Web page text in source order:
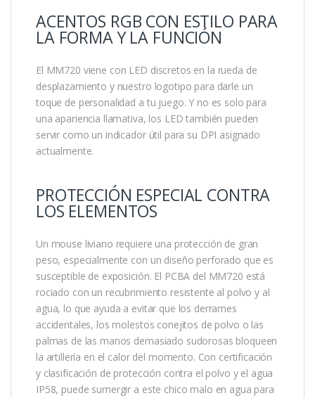
ACENTOS RGB CON ESTILO PARA
LA FORMA Y LA FUNCIÓN
El MM720 viene con LED discretos en la rueda de
desplazamiento y nuestro logotipo para darle un
toque de personalidad a tu juego. Y no es solo para
una apariencia llamativa, los LED también pueden
servir como un indicador útil para su DPI asignado
actualmente.
PROTECCIÓN ESPECIAL CONTRA
LOS ELEMENTOS
Un mouse liviano requiere una protección de gran
peso, especialmente con un diseño perforado que es
susceptible de exposición. El PCBA del MM720 está
rociado con un recubrimiento resistente al polvo y al
agua, lo que ayuda a evitar que los derrames
accidentales, los molestos conejitos de polvo o las
palmas de las manos demasiado sudorosas bloqueen
la artillería en el calor del momento. Con certificación
y clasificación de protección contra el polvo y el agua
IP58, puede sumergir a este chico malo en agua para